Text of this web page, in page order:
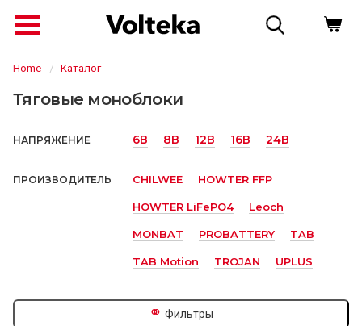
Home Каталог
Тяговые моноблоки
НАПРЯЖЕНИЕ 6В 8В 12В 16В 24В
ПРОИЗВОДИТЕЛЬ CHILWEE HOWTER FFP
HOWTER LiFePO4 Leoch
MONBAT PROBATTERY TAB
TAB Motion TROJAN UPLUS
⚭ Фильтры